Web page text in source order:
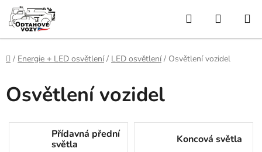
Přejít
na
obsah
Hledat
KOŠÍK
Domů
/ Energie + LED osvětlení / LED osvětlení / Osvětlení vozidel
Osvětlení vozidel
Přídavná přední
světla
Koncová světla